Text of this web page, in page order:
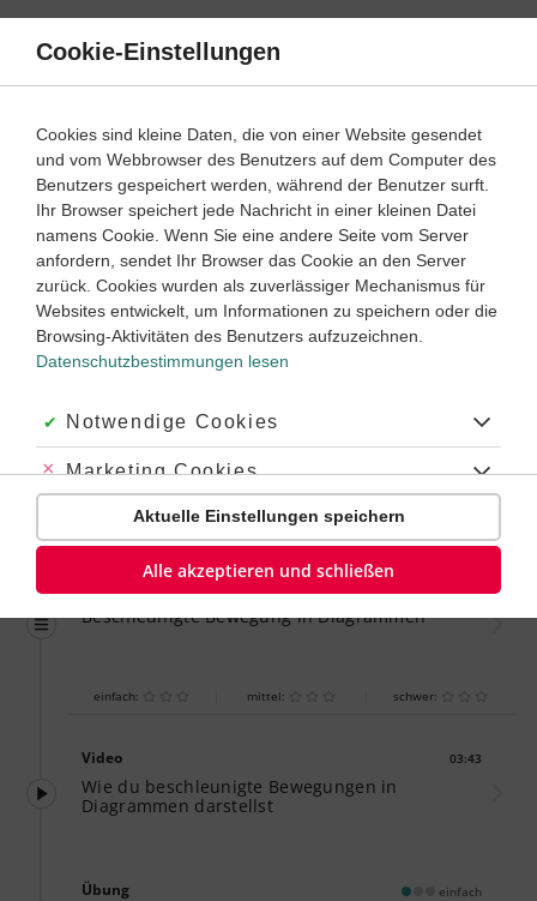
Direkt
Inhalt
9. ‐ 10. Klasse
Beschleunigte Bewegungsabläufe in Diagrammen
Dauer: 30 Minuten
Empfohlen von
Tutor Tobi
VIDEOS, AUFGABEN UND ÜBUNGEN ZUGEHÖRIGE KLASSENARBEITEN
Dauer:
Diagrammen dargestellt?
einfach
Beschleunigte Bewegung in Diagrammen
einfach: mittel: schwer:
Video 03:43
Wie du beschleunigte Bewegungen in
Diagrammen darstellst
Übung einfach
Cookie-Einstellungen
Cookies sind kleine Daten, die von einer Website gesendet
und vom Webbrowser des Benutzers auf dem Computer des
Benutzers gespeichert werden, während der Benutzer surft.
Ihr Browser speichert jede Nachricht in einer kleinen Datei
namens Cookie. Wenn Sie eine andere Seite vom Server
anfordern, sendet Ihr Browser das Cookie an den Server
zurück. Cookies wurden als zuverlässiger Mechanismus für
Websites entwickelt, um Informationen zu speichern oder die
Browsing-Aktivitäten des Benutzers aufzuzeichnen.
Datenschutzbestimmungen lesen
Akzeptiert:
Notwendige Cookies
Abgelehnt:
Marketing Cookies
Abgelehnt:
Personalisierungs-Cookies
Aktuelle Einstellungen speichern
Alle akzeptieren und schließen